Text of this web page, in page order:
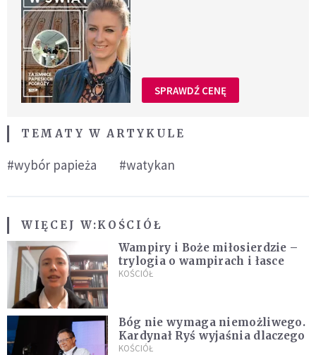
SPRAWDŹ CENĘ
TEMATY W ARTYKULE
#wybór papieża #watykan
WIĘCEJ W:KOŚCIÓŁ
Wampiry i Boże miłosierdzie –
trylogia o wampirach i łasce
KOŚCIÓŁ
Bóg nie wymaga niemożliwego.
Kardynał Ryś wyjaśnia dlaczego
KOŚCIÓŁ